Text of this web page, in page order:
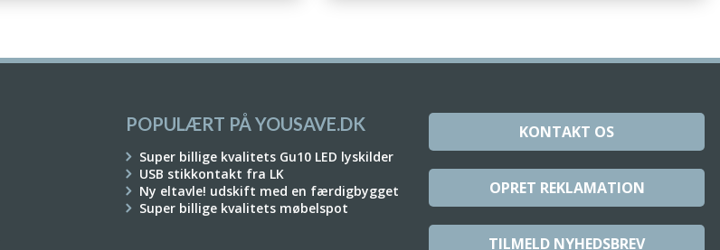
POPULÆRT PÅ YOUSAVE.DK
Super billige kvalitets Gu10 LED lyskilder
USB stikkontakt fra LK
Ny eltavle! udskift med en færdigbygget
Super billige kvalitets møbelspot
KONTAKT OS
OPRET REKLAMATION
TILMELD NYHEDSBREV